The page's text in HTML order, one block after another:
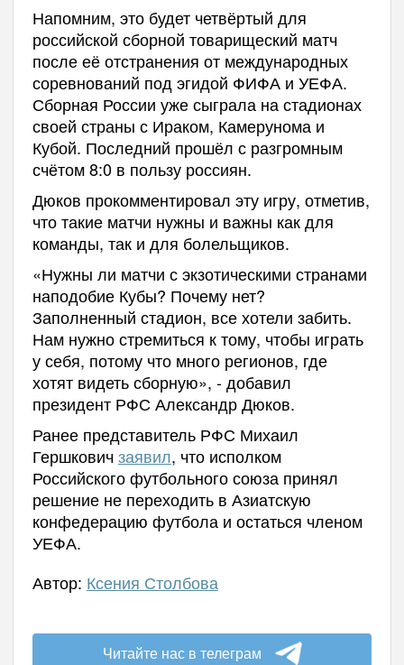
Напомним, это будет четвёртый для
российской сборной товарищеский матч
после её отстранения от международных
соревнований под эгидой ФИФА и УЕФА.
Сборная России уже сыграла на стадионах
своей страны с Ираком, Камерунома и
Кубой. Последний прошёл с разгромным
счётом 8:0 в пользу россиян.
Дюков прокомментировал эту игру, отметив,
что такие матчи нужны и важны как для
команды, так и для болельщиков.
«Нужны ли матчи с экзотическими странами
наподобие Кубы? Почему нет?
Заполненный стадион, все хотели забить.
Нам нужно стремиться к тому, чтобы играть
у себя, потому что много регионов, где
хотят видеть сборную», - добавил
президент РФС Александр Дюков.
Ранее представитель РФС Михаил
Гершковичзаявил, что исполком
Российского футбольного союза принял
решение не переходить в Азиатскую
конфедерацию футбола и остаться членом
УЕФА.
Автор: Ксения Столбова
Читайте нас в телеграм